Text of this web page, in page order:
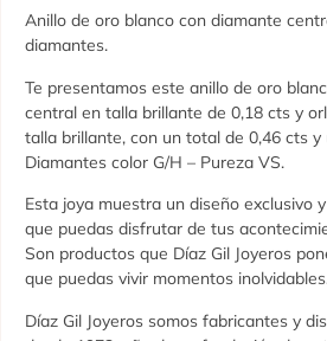
Anillo de oro blanco con diamante
diamantes.
Te presentamos este anillo de oro
central en talla brillante de 0,18 cts y
talla brillante, con un total de 0,46 cts
Diamantes color G/H – Pureza VS.
Esta joya muestra un diseño exclusivo
que puedas disfrutar de tus
Son productos que Díaz Gil Joyeros
que puedas vivir momentos
Díaz Gil Joyeros somos fabricantes y